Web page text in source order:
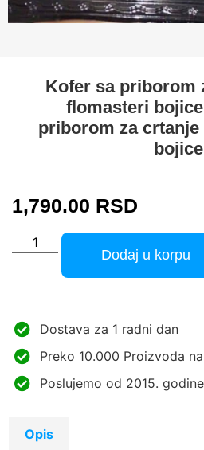
Kofer sa priborom
flomasteri
priborom za
bojice
1,790.00 RSD
Dodaj u korpu
Dostava za 1 radni dan
Preko 10.000 Proizvoda
Poslujemo od 2015.
Opis